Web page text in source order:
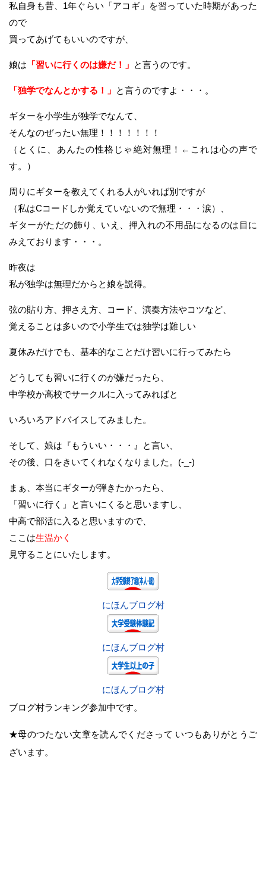
私自身も昔、1年ぐらい「アコギ」を習っていた時期があった
ので
買ってあげてもいいのですが、
娘は 「習いに行くのは嫌だ！」 と言うのです。
「独学でなんとかする！」 と言うのですよ・・・。
ギターを小学生が独学でなんて、
そんなのぜったい無理！！！！！！！
（とくに、あんたの性格じゃ絶対無理！←これは心の声で
す。）
周りにギターを教えてくれる人がいれば別ですが
（私はCコードしか覚えていないので無理・・・涙）、
ギターがただの飾り、いえ、押入れの不用品になるのは目に
みえております・・・。
昨夜は
私が独学は無理だからと娘を説得。
弦の貼り方、押さえ方、コード、演奏方法やコツなど、
覚えることは多いので小学生では独学は難しい
夏休みだけでも、基本的なことだけ習いに行ってみたら
どうしても習いに行くのが嫌だったら、
中学校か高校でサークルに入ってみればと
いろいろアドバイスしてみました。
そして、娘は『もういい・・・』と言い、
その後、口をきいてくれなくなりました。(-_-)
まぁ、本当にギターが弾きたかったら、
「習いに行く」と言いにくると思いますし、
中高で部活に入ると思いますので、
ここは生温かく
見守ることにいたします。
にほんブログ村
にほんブログ村
にほんブログ村
ブログ村ランキング参加中です。
★母のつたない文章を読んでくださって いつもありがとうご
ざいます。